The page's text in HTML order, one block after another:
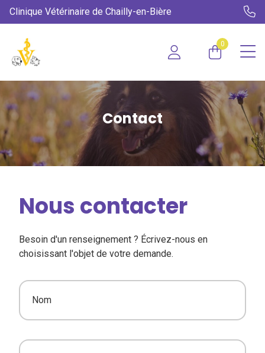
Clinique Vétérinaire de Chailly-en-Bière
0
Contact
Nous contacter
Besoin d'un renseignement ? Écrivez-nous en
choisissant l'objet de votre demande.